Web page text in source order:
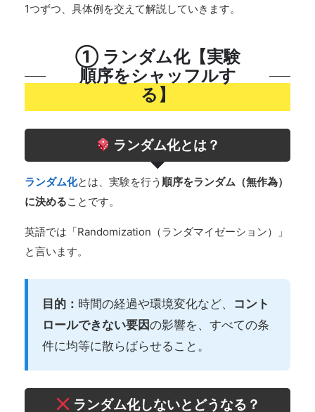
1つずつ、具体例を交えて解説していきます。
① ランダム化【実験
順序をシャッフルす
る】
ランダム化とは？
ランダム化とは、実験を行う 順序をランダム（無作為）
に決めることです。
英語では「Randomization（ランダマイゼーション）」
と言います。
目的： 時間の経過や環境変化など、 コント
ロールできない要因の影響を、すべての条
件に均等に散らばらせること。
ランダム化しないとどうなる？